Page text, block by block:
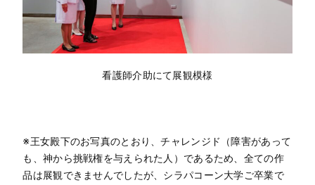
看護師介助にて展観模様
※王女殿下のお写真のとおり、チャレンジド（障害があって
も、神から挑戦権を与えられた人）であるため、全ての作
品は展観できませんでしたが、シラパコーン大学ご卒業で